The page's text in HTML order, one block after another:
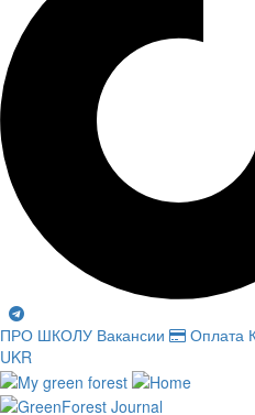
ПРО ШКОЛУ Вакансии Оплата
UKR